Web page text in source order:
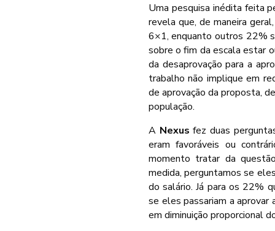
Uma pesquisa inédita feita
revela que, de maneira
6×1, enquanto outros 22%
sobre o fim da escala estar
da desaprovação para a
trabalho não implique em
de aprovação da proposta,
população.
A Nexus fez duas
eram favoráveis ou
momento tratar da
medida, perguntamos se
do salário. Já para os 22%
se eles passariam a aprovar
em diminuição proporcional